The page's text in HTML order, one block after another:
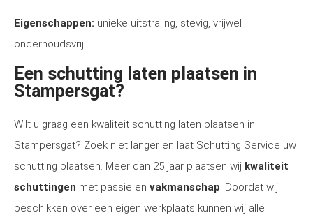
Eigenschappen: unieke uitstraling, stevig, vrijwel
onderhoudsvrij.
Een schutting laten plaatsen in
Stampersgat?
Wilt u graag een kwaliteit schutting laten plaatsen in
Stampersgat? Zoek niet langer en laat Schutting Service uw
schutting plaatsen. Meer dan 25 jaar plaatsen wij kwaliteit
schuttingen met passie en vakmanschap. Doordat wij
beschikken over een eigen werkplaats kunnen wij alle